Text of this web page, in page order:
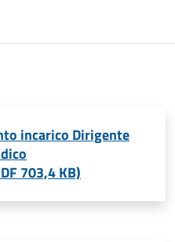
incarico Dirigente
703,4 KB)